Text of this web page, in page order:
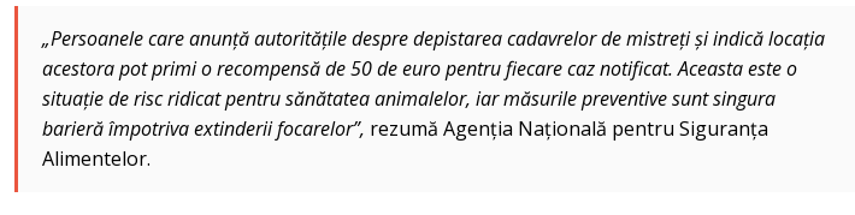
„Persoanele care anunță autoritățile despre depistarea cadavrelor de mistreți și indică locația
acestora pot primi o recompensă de 50 de euro pentru fiecare caz notificat. Aceasta este o
situație de risc ridicat pentru sănătatea animalelor, iar măsurile preventive sunt singura
barieră împotriva extinderii focarelor”, rezumă Agenția Națională pentru Siguranța
Alimentelor.